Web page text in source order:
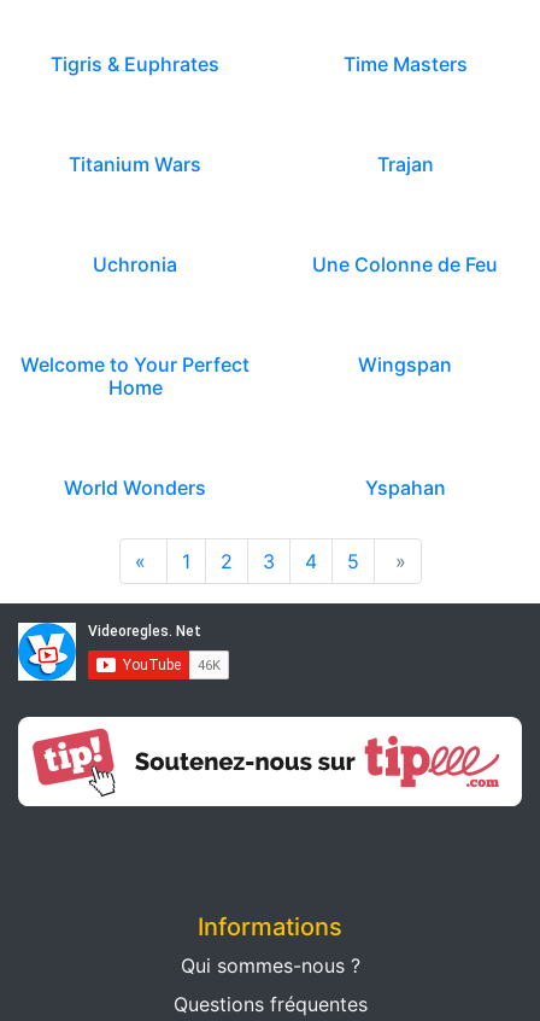
Tigris & Euphrates Time Masters
Titanium Wars Trajan
Uchronia Une Colonne de Feu
Welcome to Your Perfect
Home
Wingspan
World Wonders Yspahan
« 1 2 3 4 5 »
Informations
Qui sommes-nous ?
Questions fréquentes